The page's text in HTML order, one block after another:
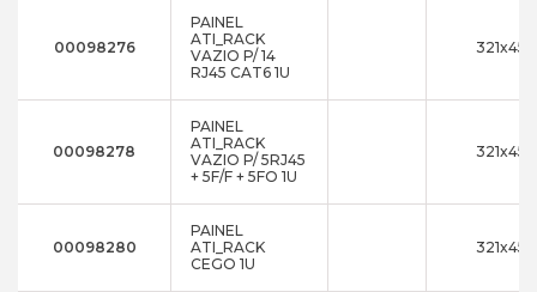
00098276
PAINEL
ATI_RACK
VAZIO P/ 14
RJ45 CAT6 1U
321x45
00098278
PAINEL
ATI_RACK
VAZIO P/ 5RJ45
+ 5F/F + 5FO 1U
321x45
00098280
PAINEL
ATI_RACK
CEGO 1U
321x45